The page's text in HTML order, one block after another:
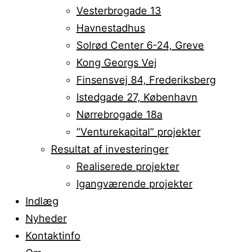
Vesterbrogade 13
Havnestadhus
Solrød Center 6-24, Greve
Kong Georgs Vej
Finsensvej 84, Frederiksberg
Istedgade 27, København
Nørrebrogade 18a
“Venturekapital” projekter
Resultat af investeringer
Realiserede projekter
Igangværende projekter
Indlæg
Nyheder
Kontaktinfo